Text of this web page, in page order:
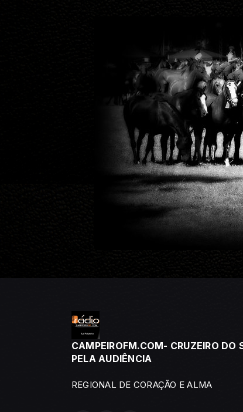
CAMPEIROFM.COM- CRUZEIRO DO
PELA AUDIÊNCIA
REGIONAL DE CORAÇÃO E ALMA